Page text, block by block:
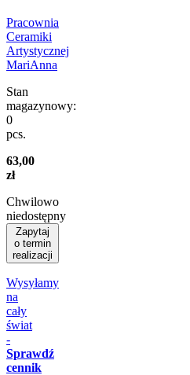
Pracownia
Ceramiki
Artystycznej
MariAnna
Stan
magazynowy:
0
pcs.
63,00
zł
Chwilowo
niedostępny
Zapytaj
o termin
realizacji
Wysyłamy
na
cały
świat
-
Sprawdź
cennik